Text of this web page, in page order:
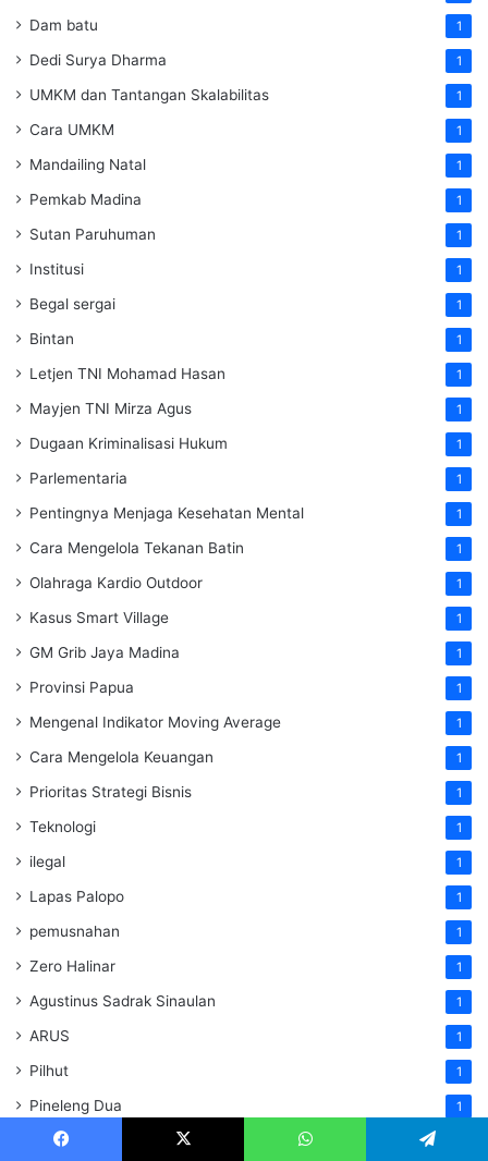
Dam batu 1
Dedi Surya Dharma 1
UMKM dan Tantangan Skalabilitas 1
Cara UMKM 1
Mandailing Natal 1
Pemkab Madina 1
Sutan Paruhuman 1
Institusi 1
Begal sergai 1
Bintan 1
Letjen TNI Mohamad Hasan 1
Mayjen TNI Mirza Agus 1
Dugaan Kriminalisasi Hukum 1
Parlementaria 1
Pentingnya Menjaga Kesehatan Mental 1
Cara Mengelola Tekanan Batin 1
Olahraga Kardio Outdoor 1
Kasus Smart Village 1
GM Grib Jaya Madina 1
Provinsi Papua 1
Mengenal Indikator Moving Average 1
Cara Mengelola Keuangan 1
Prioritas Strategi Bisnis 1
Teknologi 1
ilegal 1
Lapas Palopo 1
pemusnahan 1
Zero Halinar 1
Agustinus Sadrak Sinaulan 1
ARUS 1
Pilhut 1
Pineleng Dua 1
LG DPW Jabar